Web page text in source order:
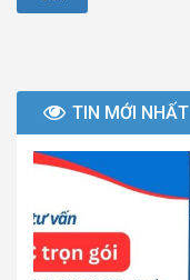
TIN MỚI NHẤT